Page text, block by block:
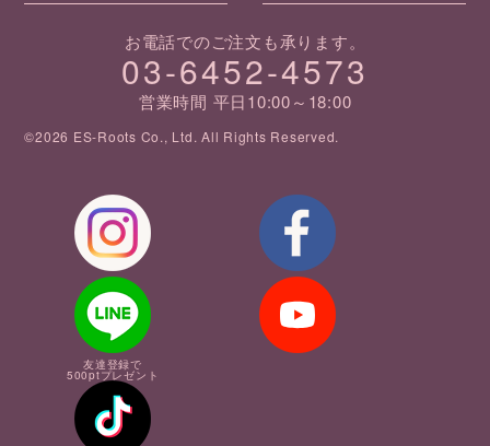
お電話でのご注文も承ります。
03-6452-4573
営業時間 平日10:00～18:00
©2026 ES-Roots Co., Ltd. All Rights Reserved.
友達登録で
500ptプレゼント